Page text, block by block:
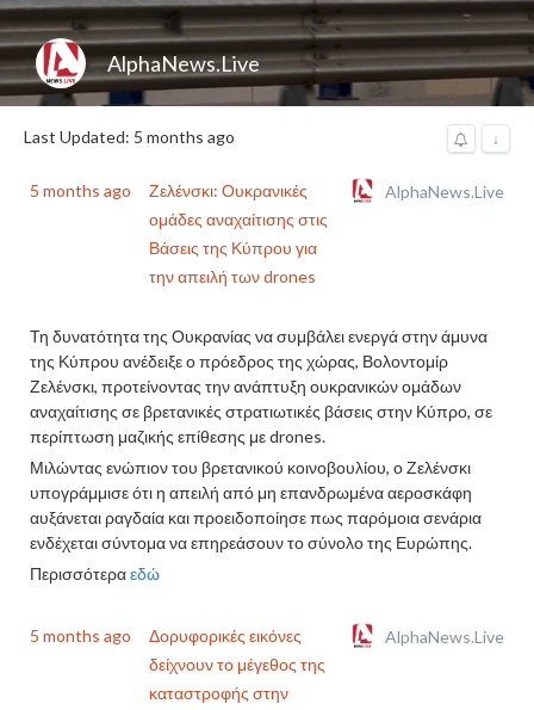
AlphaNews.Live
Last Updated: 5 months ago ↓
5 months ago
Ζελένσκι: Ουκρανικές
ομάδες αναχαίτισης στις
Βάσεις της Κύπρου για
την απειλή των drones
AlphaNews.Live
Τη δυνατότητα της Ουκρανίας να συμβάλει ενεργά στην άμυνα
της Κύπρου ανέδειξε ο πρόεδρος της χώρας, Βολοντομίρ
Ζελένσκι, προτείνοντας την ανάπτυξη ουκρανικών ομάδων
αναχαίτισης σε βρετανικές στρατιωτικές βάσεις στην Κύπρο, σε
περίπτωση μαζικής επίθεσης με drones.
Μιλώντας ενώπιον του βρετανικού κοινοβουλίου, ο Ζελένσκι
υπογράμμισε ότι η απειλή από μη επανδρωμένα αεροσκάφη
αυξάνεται ραγδαία και προειδοποίησε πως παρόμοια σενάρια
ενδέχεται σύντομα να επηρεάσουν το σύνολο της Ευρώπης.
Περισσότεραεδώ
5 months ago
Δορυφορικές εικόνες
δείχνουν το μέγεθος της
καταστροφής στην
AlphaNews.Live